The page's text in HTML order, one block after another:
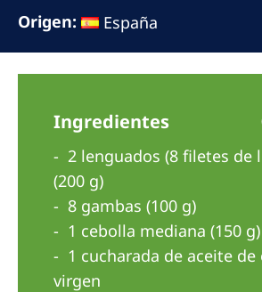
United Kingdom
Asia Pacific
Philippines
North America
United States of America
Origen: España
Ingredientes
2 lenguados (8 filetes de
(200 g)
8 gambas (100 g)
1 cebolla mediana (150 g)
1 cucharada de aceite de
virgen